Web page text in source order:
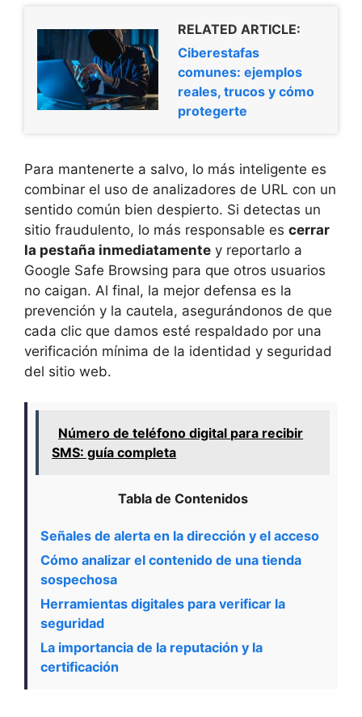
RELATED ARTICLE:
Ciberestafas
comunes: ejemplos
reales, trucos y cómo
protegerte
Para mantenerte a salvo, lo más inteligente es
combinar el uso de analizadores de URL con un
sentido común bien despierto. Si detectas un
sitio fraudulento, lo más responsable es cerrar
la pestaña inmediatamente y reportarlo a
Google Safe Browsing para que otros usuarios
no caigan. Al final, la mejor defensa es la
prevención y la cautela, asegurándonos de que
cada clic que damos esté respaldado por una
verificación mínima de la identidad y seguridad
del sitio web.
Número de teléfono digital para recibir
SMS: guía completa
Tabla de Contenidos
Señales de alerta en la dirección y el acceso
Cómo analizar el contenido de una tienda
sospechosa
Herramientas digitales para verificar la
seguridad
La importancia de la reputación y la
certificación